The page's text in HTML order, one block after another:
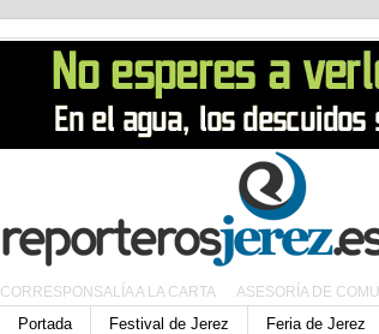
CORRESPONSALÍA A LA CARTA ASESORÍA DE
Portada Festival de Jerez Feria de Jerez